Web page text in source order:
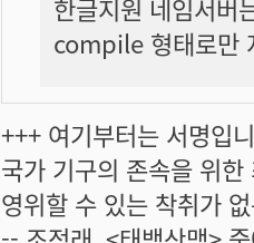
한글지원 네임서버
compile 형태로만
+++ 여기부터는 서명입
국가 기구의 존속을 위
영위할 수 있는 착취가